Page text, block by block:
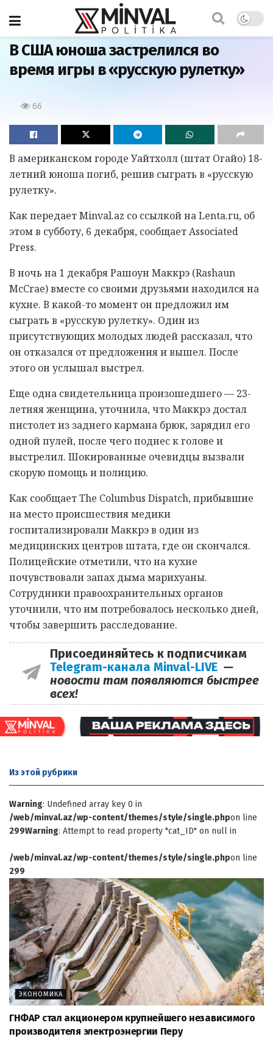
Главная
В США юноша застрелился во
время игры в «русскую рулетку»
66
В американском городе Уайтхолл (штат Огайо) 18-
летний юноша погиб, решив сыграть в «русскую
рулетку».
Как передает Minval.az со ссылкой на Lenta.ru, об
этом в субботу, 6 декабря, сообщает Associated
Press.
В ночь на 1 декабря Рашоун Маккрэ (Rashaun
McCrae) вместе со своими друзьями находился на
кухне. В какой-то момент он предложил им
сыграть в «русскую рулетку». Один из
присутствующих молодых людей рассказал, что
он отказался от предложения и вышел. После
этого он услышал выстрел.
Еще одна свидетельница произошедшего — 23-
летняя женщина, уточнила, что Маккрэ достал
пистолет из заднего кармана брюк, зарядил его
одной пулей, после чего поднес к голове и
выстрелил. Шокированные очевидцы вызвали
скорую помощь и полицию.
Как сообщает The Columbus Dispatch, прибывшие
на место происшествия медики
госпитализировали Маккрэ в один из
медицинских центров штата, где он скончался.
Полицейские отметили, что на кухне
почувствовали запах дыма марихуаны.
Сотрудники правоохранительных органов
уточнили, что им потребовалось несколько дней,
чтобы завершить расследование.
Присоединяйтесь к подписчикам
Telegram-канала Minval-LIVE —
новости там появляются быстрее
всех!
Из этой рубрики
Warning: Undefined array key 0 in
/web/minval.az/wp-content/themes/style/single.phpon line
299Warning: Attempt to read property "cat_ID" on null in
/web/minval.az/wp-content/themes/style/single.phpon line
299
ЭКОНОМИКА
ГНФАР стал акционером крупнейшего независимого
производителя электроэнергии Перу